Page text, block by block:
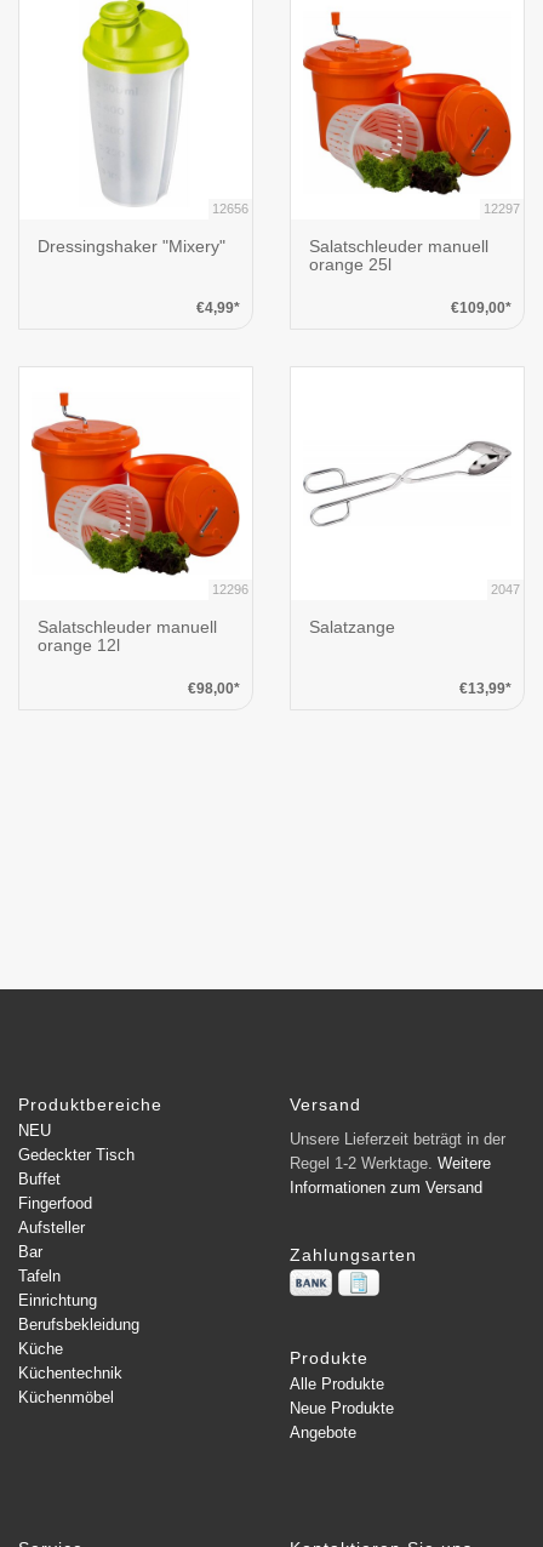
12656
Dressingshaker "Mixery"
€4,99*
12297
Salatschleuder manuell
orange 25l
€109,00*
12296
Salatschleuder manuell
orange 12l
€98,00*
2047
Salatzange
€13,99*
Produktbereiche
NEU
Gedeckter Tisch
Buffet
Fingerfood
Aufsteller
Bar
Tafeln
Einrichtung
Berufsbekleidung
Küche
Küchentechnik
Küchenmöbel
Versand
Unsere Lieferzeit beträgt in der
Regel 1-2 Werktage. Weitere
Informationen zum Versand
Zahlungsarten
Produkte
Alle Produkte
Neue Produkte
Angebote